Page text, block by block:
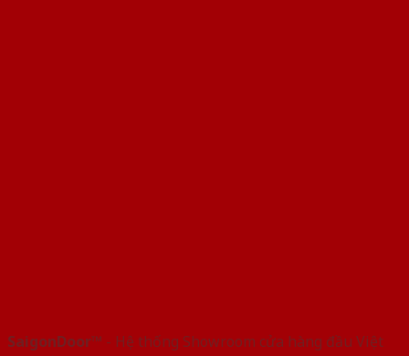
SaigonDoor™ - Hệ thống Showroom cửa hàng đầu Việt